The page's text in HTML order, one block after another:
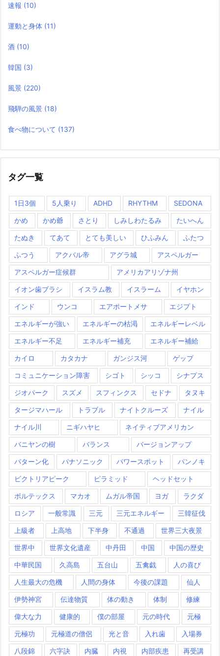
速報 (10)
運動と身体 (11)
酒 (10)
韓国 (3)
風景 (220)
飛騨の風景 (18)
食べ物について (137)
タグ一覧
1日3個 5人乗り ADHD RHYTHM SEDONA
かめ かめ爺 さとり しみしわたるみ たいへん
たぬき てあて とても美しい ひふみん ふたつ
ふつう アクバル帝 アグラ城 アスペルガー
アスペルガー症候群 アメリカアリゾナ州
イオン歯ブラシ イスラム教 イスラーム イヤホン
インド ウンコ エアポートメサ エジプト
エネルギーが強い エネルギーの枯渇 エネルギーレベル
エネルギー不足 エネルギー補充 エネルギー補給
カイロ カタカナ ガンジス河 ゲップ
コミュニケーション障害 シゴト シッコ シナプス
ジオパーク スズメ スフィンクス セドナ タヌキ
タージマハール トラブル ナイトクルーズ ナイル
ナイル川 ニギハヤヒ ネイティブアメリカン
バニヤンの樹 バランス バージョンアップ
パターン化 パナソニック パワースポット パンノキ
ビクトリアピーク ピラミッド ヘッドセット
ボルテックス マカオ ムガル帝国 ヨガ ラクダ
ロシア 一般常識 三元 三元エネルギー 三韓征伐
上級者 上高地 下半身 不通過 世界三大夜景
世界中 世界文化遺産 中丹田 中国 中国の歴史
中華民国 久高島 五台山 五禽戯 人の喜び
人生最大の危機 人間の身体 今後の課題 仙人
伊勢神宮 伝達物質 体の動き 体制 修練
偉大な力 健康的 僕の部屋 元の時代 元極
元極功 元極道の僧侶 光と音 入れ歯 入場券
八段錦 六字訣 内臓 内視 内部疾患 再受講